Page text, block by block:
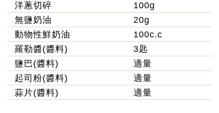
洋蔥切碎
100g
無鹽奶油
20g
動物性鮮奶油
100c.c
羅勒醬(醬料)
3匙
鹽巴(醬料)
適量
起司粉(醬料)
適量
蒜片(醬料)
適量